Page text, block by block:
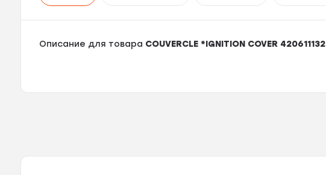
Описание для товара COUVERCLE *IGNITION COVER 420611132